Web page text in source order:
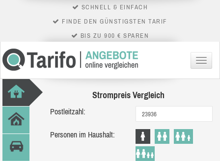
SCHNELL & EINFACH
FINDE DEN GÜNSTIGSTEN TARIF
BIS ZU 900 € SPAREN
Menü
Strompreis Vergleich
Postleitzahl:
Personen im Haushalt: